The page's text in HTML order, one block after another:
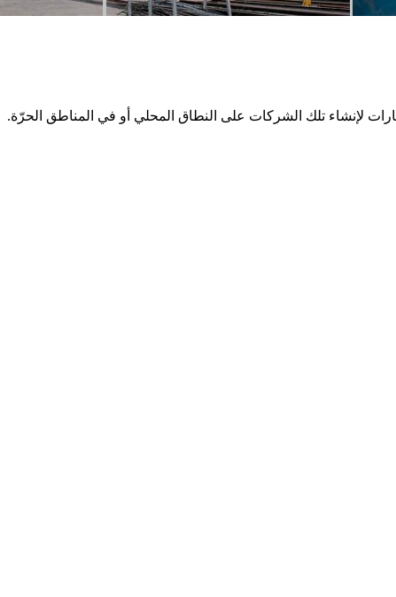
لإنشاء تلك الشركات على النطاق المحلي أو في المناطق الحرّة.